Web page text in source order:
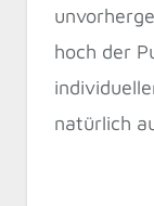
hoch der
natürlich